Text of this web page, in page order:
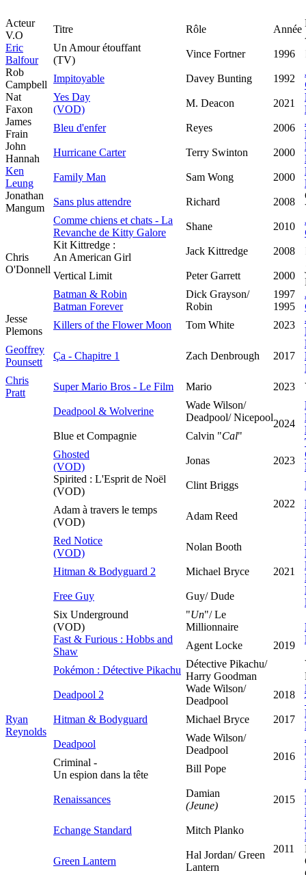
Acteur
V.O
Titre Rôle Année
Eric
Balfour
Un Amour étouffant
(TV)
Vince Fortner 1996
Rob
Campbell
Impitoyable Davey Bunting 1992
Nat
Faxon
Yes Day
(VOD)
M. Deacon 2021
James
Frain
Bleu d'enfer Reyes 2006
John
Hannah
Hurricane Carter Terry Swinton 2000
Ken
Leung
Family Man Sam Wong 2000
Jonathan
Mangum
Sans plus attendre Richard 2008
Chris
O'Donnell
Comme chiens et chats - La
Revanche de Kitty Galore
Shane 2010
Kit Kittredge :
An American Girl
Jack Kittredge 2008
Vertical Limit Peter Garrett 2000
Batman & Robin
Dick Grayson/
Robin
1997
Batman Forever
1995
Jesse
Plemons
Killers of the Flower Moon Tom White 2023
Geoffrey
Pounsett
Ça - Chapitre 1 Zach Denbrough 2017
Chris
Pratt
Super Mario Bros - Le Film Mario 2023
Ryan
Reynolds
Deadpool & Wolverine
Wade Wilson/
Deadpool/ Nicepool
2024
Blue et Compagnie
Calvin "Cal"
Ghosted
(VOD)
Jonas 2023
Spirited : L'Esprit de Noël
(VOD)
Clint Briggs
2022
Adam à travers le temps
(VOD)
Adam Reed
Red Notice
(VOD)
Nolan Booth
2021
Hitman & Bodyguard 2
Michael Bryce
Free Guy
Guy/ Dude
Six Underground
(VOD)
"Un"/ Le
Millionnaire
2019
Fast & Furious : Hobbs and
Shaw
Agent Locke
Pokémon : Détective Pikachu
Détective Pikachu/
Harry Goodman
Deadpool 2
Wade Wilson/
Deadpool
2018
Hitman & Bodyguard
Michael Bryce 2017
Deadpool
Wade Wilson/
Deadpool
2016
Criminal -
Un espion dans la tête
Bill Pope
Renaissances
Damian
(Jeune)
2015
Echange Standard
Mitch Planko
2011
Green Lantern
Hal Jordan/ Green
Lantern